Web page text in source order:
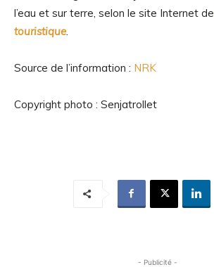
l’eau et sur terre, selon le site Internet de
touristique
Source de l’information : NRK
Copyright photo : Senjatrollet
- Publicité -